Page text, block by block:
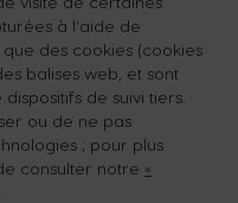
à l'aide de
des cookies (cookies
balises web, et sont
de suivi tiers.
ou de ne pas
; pour plus
consulter notre «